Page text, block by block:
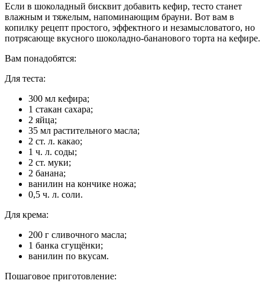
Если в шоколадный бисквит добавить кефир, тесто станет
влажным и тяжелым, напоминающим брауни. Вот вам в
копилку рецепт простого, эффектного и незамысловатого, но
потрясающе вкусного шоколадно-бананового торта на кефире.
Вам понадобятся:
Для теста:
300 мл кефира;
1 стакан сахара;
2 яйца;
35 мл растительного масла;
2 ст. л. какао;
1 ч. л. соды;
2 ст. муки;
2 банана;
ванилин на кончике ножа;
0,5 ч. л. соли.
Для крема:
200 г сливочного масла;
1 банка сгущёнки;
ванилин по вкусам.
Пошаговое приготовление: